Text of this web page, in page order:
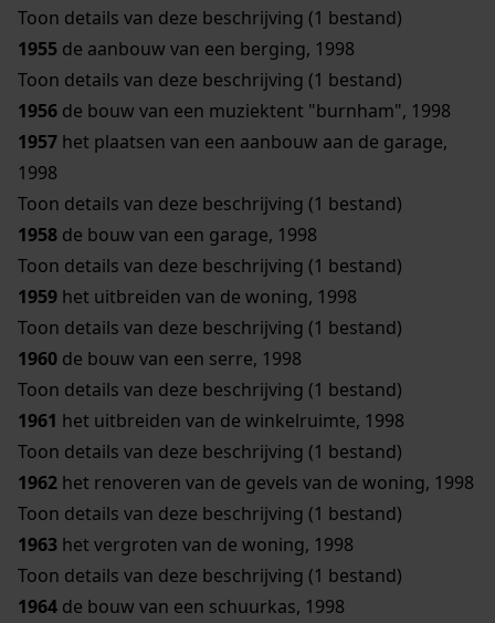
Toon details van deze beschrijving (1 bestand)
1955 de aanbouw van een berging, 1998
Toon details van deze beschrijving (1 bestand)
1956 de bouw van een muziektent "burnham", 1998
1957 het plaatsen van een aanbouw aan de garage,
1998
Toon details van deze beschrijving (1 bestand)
1958 de bouw van een garage, 1998
Toon details van deze beschrijving (1 bestand)
1959 het uitbreiden van de woning, 1998
Toon details van deze beschrijving (1 bestand)
1960 de bouw van een serre, 1998
Toon details van deze beschrijving (1 bestand)
1961 het uitbreiden van de winkelruimte, 1998
Toon details van deze beschrijving (1 bestand)
1962 het renoveren van de gevels van de woning, 1998
Toon details van deze beschrijving (1 bestand)
1963 het vergroten van de woning, 1998
Toon details van deze beschrijving (1 bestand)
1964 de bouw van een schuurkas, 1998